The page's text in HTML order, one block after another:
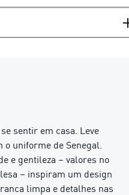
sentir em casa. Leve
uniforme de Senegal.
e gentileza – valores no
– inspiram um design
limpa e detalhes nas